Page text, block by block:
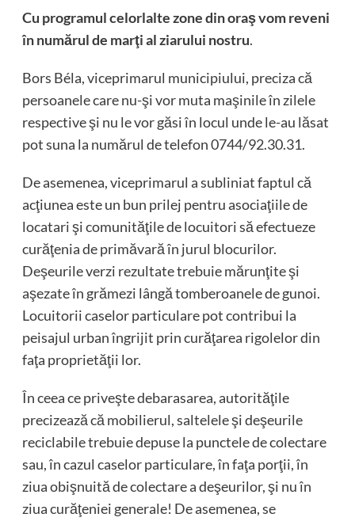
Cu programul celorlalte zone din oraş vom reveni
în numărul de marţi al ziarului nostru.
Bors Béla, viceprimarul municipiului, preciza că
persoanele care nu-şi vor muta maşinile în zilele
respective şi nu le vor găsi în locul unde le-au lăsat
pot suna la numărul de telefon 0744/92.30.31.
De asemenea, viceprimarul a subliniat faptul că
acţiunea este un bun prilej pentru asociaţiile de
locatari şi comunităţile de locuitori să efectueze
curăţenia de primăvară în jurul blocurilor.
Deşeurile verzi rezultate trebuie mărunţite şi
aşezate în grămezi lângă tomberoanele de gunoi.
Locuitorii caselor particulare pot contribui la
peisajul urban îngrijit prin curăţarea rigolelor din
faţa proprietăţii lor.
În ceea ce priveşte debarasarea, autorităţile
precizează că mobilierul, saltelele şi deşeurile
reciclabile trebuie depuse la punctele de colectare
sau, în cazul caselor particulare, în faţa porţii, în
ziua obişnuită de colectare a deşeurilor, şi nu în
ziua curăţeniei generale! De asemenea, se